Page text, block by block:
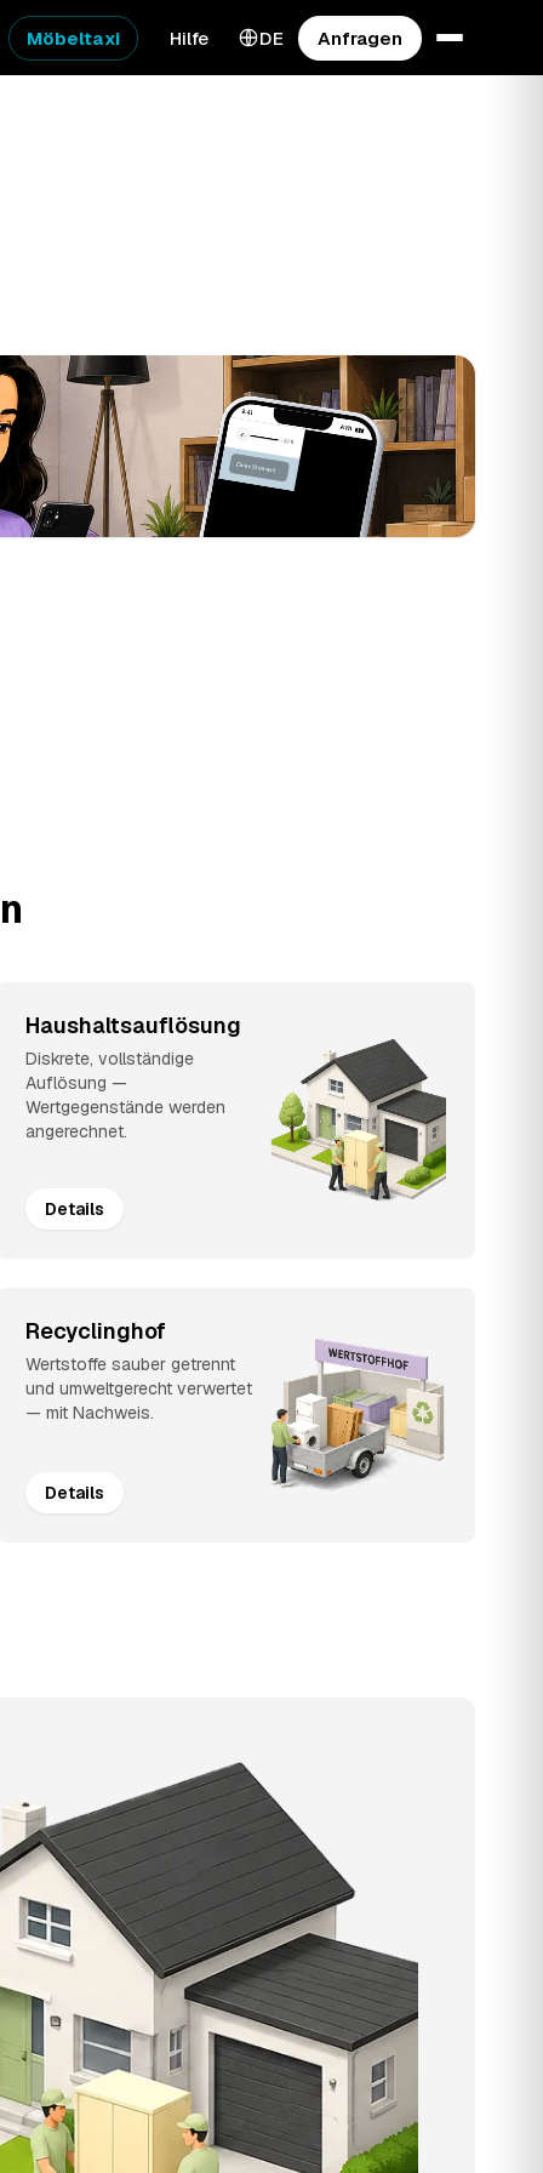
Möbeltaxi Hilfe DE Anfragen
Haushaltsauflösung
Diskrete, vollständige
Auflösung —
Wertgegenstände werden
angerechnet.
Details
Recyclinghof
Wertstoffe sauber getrennt
und umweltgerecht verwertet
— mit Nachweis.
Details